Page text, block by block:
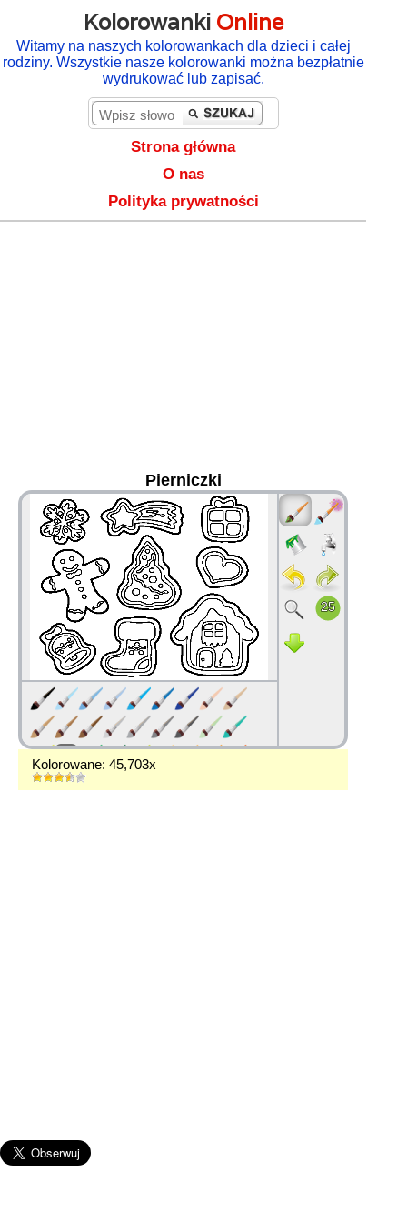
Kolorowanki Online
Witamy na naszych kolorowankach dla dzieci i całej
rodziny. Wszystkie nasze kolorowanki można bezpłatnie
wydrukować lub zapisać.
Strona główna
O nas
Polityka prywatności
Pierniczki
Kolorowane: 45,703x